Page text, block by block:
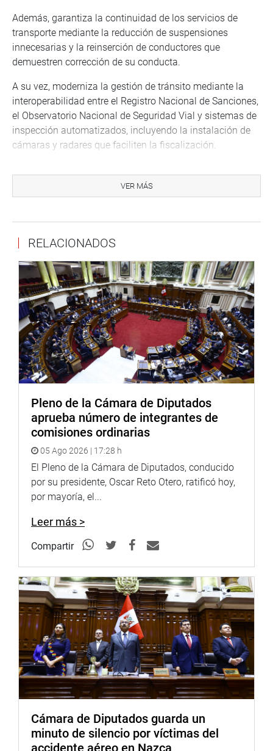
Además, garantiza la continuidad de los servicios de
transporte mediante la reducción de suspensiones
innecesarias y la reinserción de conductores que
demuestren corrección de su conducta.
A su vez, moderniza la gestión de tránsito mediante la
interoperabilidad entre el Registro Nacional de Sanciones,
el Observatorio Nacional de Seguridad Vial y sistemas de
inspección automatizados, incluyendo la instalación de
cámaras y radares que faciliten la fiscalización.
siniestros y las víctimas, al fomentar la educación vial y
la sensibilización de los conductores.
En palabras del titular de la Comisión de Transportes y
Comunicaciones, Juan Carlos Mori Celis (bancada AP), a
diferencia del sistema actual, que sanciona con severidad
al conductor cuando acumula 100 puntos firmes en su
récord, “la propuesta se orienta a la corrección y la
reeducación, buscando preservar la disponibilidad de
conductores profesionales sin sacrificar la seguridad
vial”.
El dispositivo legal aprobado contiene 3 artículos, 6
Disposiciones Complementarias Finales y 1 Disposición
Complementaria Final.
OFICINA DE COMUNICACIONES E IMAGEN
INSTITUCIONAL
VER MÁS
RELACIONADOS
Pleno de la Cámara de Diputados
aprueba número de integrantes de
comisiones ordinarias
05 Ago 2026 | 17:28 h
El Pleno de la Cámara de Diputados, conducido
por su presidente, Oscar Reto Otero, ratificó hoy,
por mayoría, el...
Leer más >
Compartir
Cámara de Diputados guarda un
minuto de silencio por víctimas del
accidente aéreo en Nazca